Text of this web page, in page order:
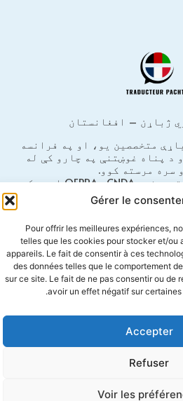
Gérer le
Pour offrir les meilleures expériences,
telles que les cookies pour stocker et/
appareils. Le fait de consentir à ces
des données telles que le comportement
sur ce site. Le fait de ne pas consentir ou de
avoir un effet négatif sur
Accepter
Refuser
Voir les
ژباړن – افغانستان
متخصصین یو، او په فرانسه
د پناه غوښتنې په چارو کې له
سره مرسته کوو.
رسمي ژباړې چې د پریفکتورونو، OFPRA، CNDA او محکمو
منل کېږي.
Téléphone : +33 7
Adresse : 3 place Martin
Sur-
GDPR/privacy